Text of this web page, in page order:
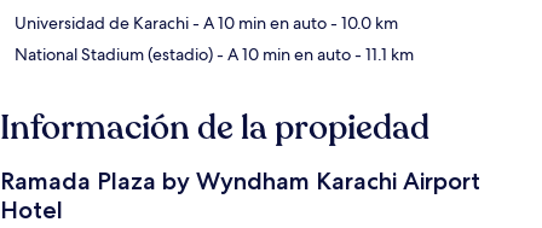
Universidad de Karachi- A 10 min en auto- 10.0 km
National Stadium (estadio)- A 10 min en auto- 11.1 km
Información de la propiedad
Ramada Plaza by Wyndham Karachi Airport
Hotel